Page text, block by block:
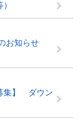
お知らせ
集】 ダウン